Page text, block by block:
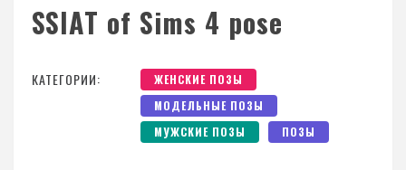
SSIAT of Sims 4 pose
КАТЕГОРИИ:
ЖЕНСКИЕ ПОЗЫ
МОДЕЛЬНЫЕ ПОЗЫ
МУЖСКИЕ ПОЗЫ
ПОЗЫ